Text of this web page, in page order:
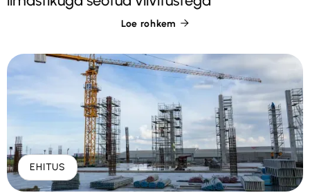
Loe rohkem 
EHITUS